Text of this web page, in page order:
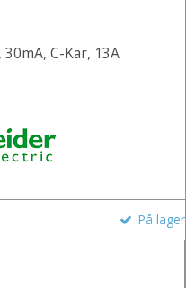
C-Kar, 13A
På lager